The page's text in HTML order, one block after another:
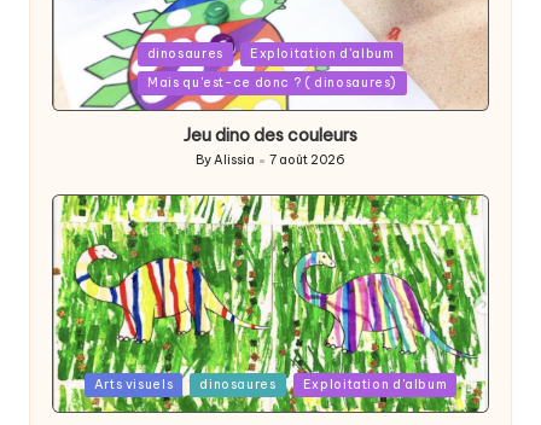
Posted
dinosaures
Exploitation d'album
Mais qu'est-ce donc ? ( dinosaures)
Jeu dino des couleurs
Posted
by
ByAlissia 7 août 2026
Posted
in
Arts visuels dinosaures Exploitation d'album